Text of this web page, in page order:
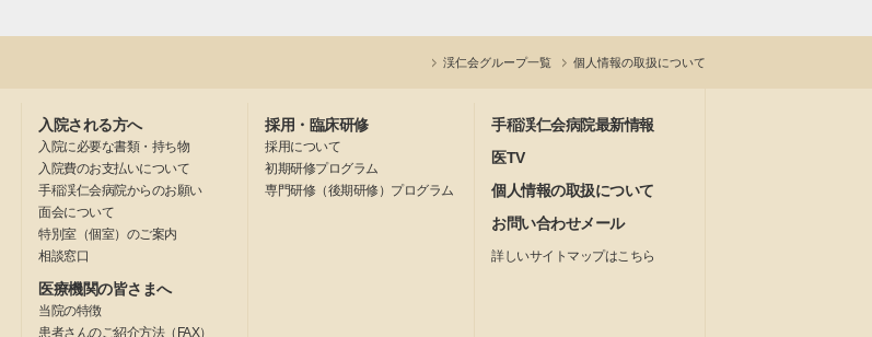
渓仁会グループ一覧 個人情報の取扱について
入院される方へ
入院に必要な書類・持ち物
入院費のお支払いについて
手稲渓仁会病院からのお願い
面会について
特別室（個室）のご案内
相談窓口
医療機関の皆さまへ
当院の特徴
患者さんのご紹介方法（FAX）
採用・臨床研修
採用について
初期研修プログラム
専門研修（後期研修）プログラム
手稲渓仁会病院最新情報
医TV
個人情報の取扱について
お問い合わせメール
詳しいサイトマップはこちら